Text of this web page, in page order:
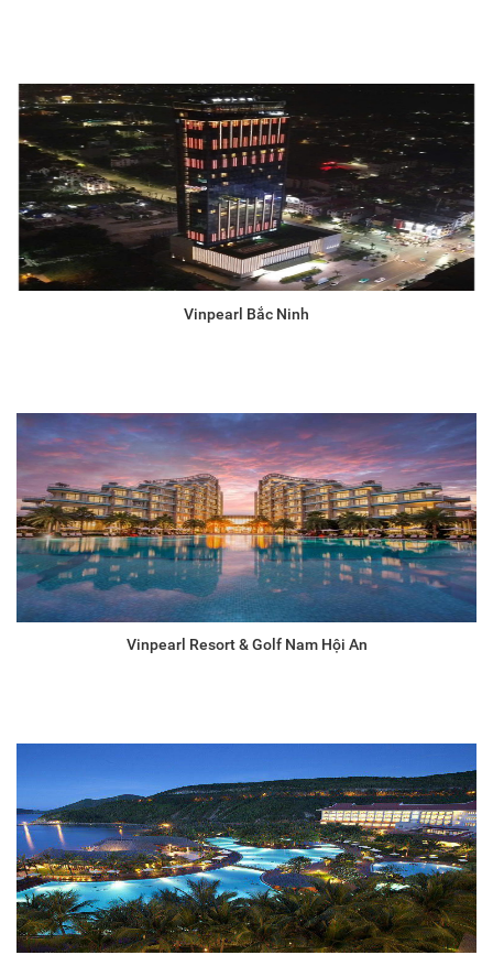
Vinpearl Bắc Ninh
Vinpearl Resort & Golf Nam Hội An